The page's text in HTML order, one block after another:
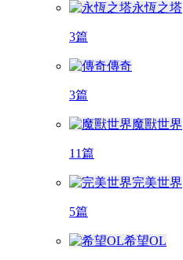
永恆之塔
3篇
傳奇
3篇
魔獸世界
11篇
完美世界
5篇
希望OL